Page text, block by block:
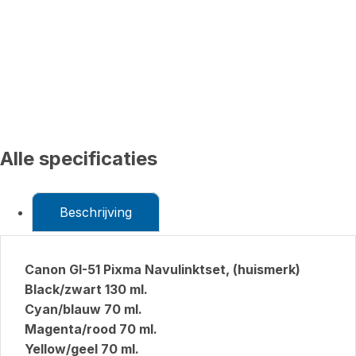
Alle specificaties
Beschrijving
Canon GI-51 Pixma Navulinktset, (huismerk)
Black/zwart 130 ml.
Cyan/blauw 70 ml.
Magenta/rood 70 ml.
Yellow/geel 70 ml.